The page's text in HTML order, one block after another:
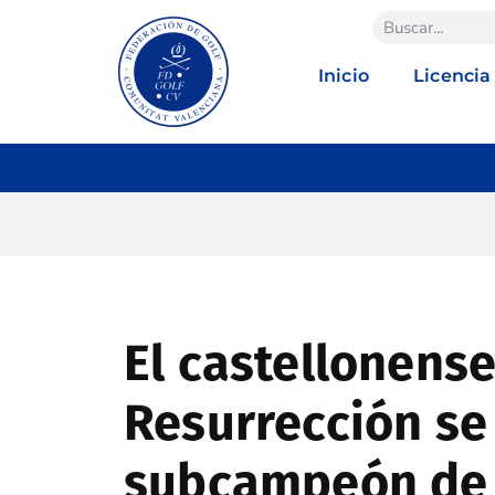
Inicio Licencia
El
Resurrección
subcampeón